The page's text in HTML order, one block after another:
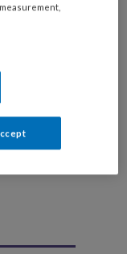
In het
van Delen is
ouderen
betekent dit